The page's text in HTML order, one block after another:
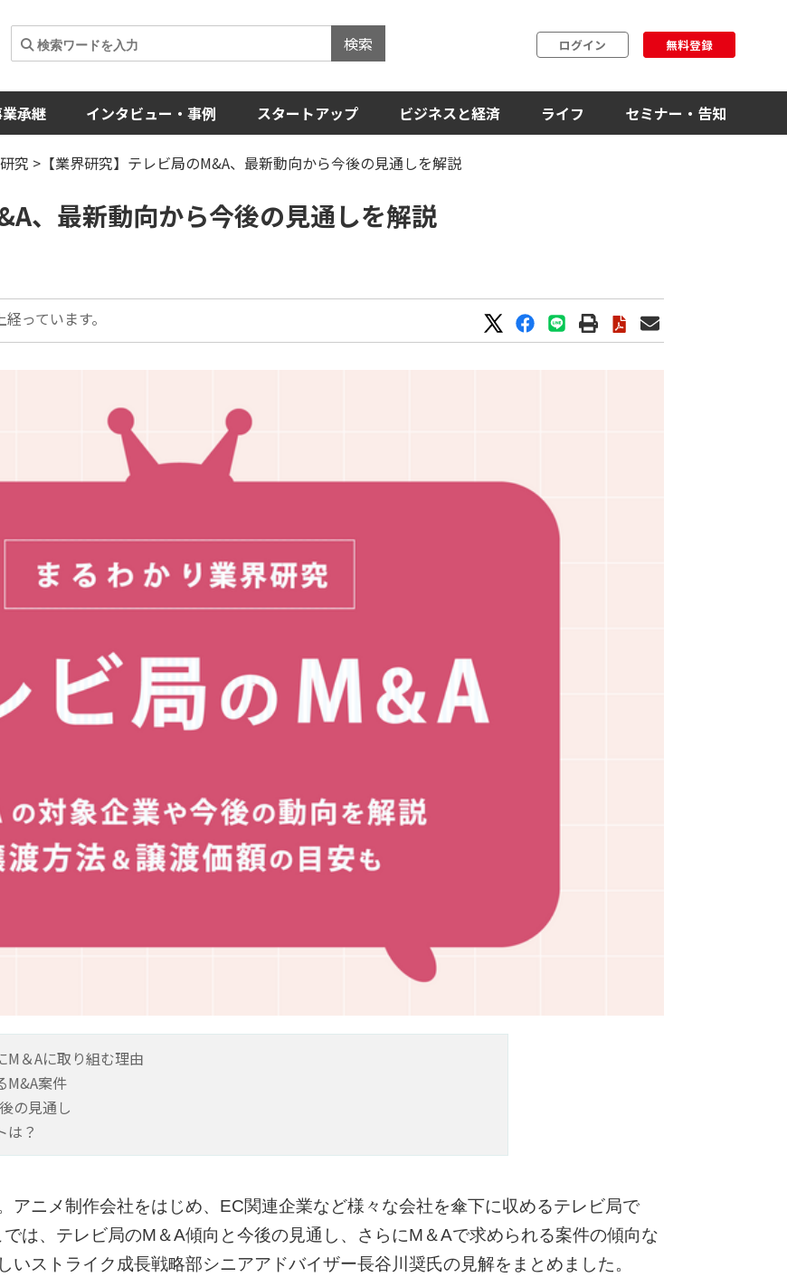
検索 ログイン 無料登録
承継 インタビュー・事例 スタートアップ ビジネスと経済 ライフ セミナー・告知
究 >【業界研究】テレビ局のM&A、最新動向から今後の見通しを解説
、最新動向から今後の見通しを解説
っています。
M＆Aに取り組む理由
M&A案件
の見通し
は？
アニメ制作会社をはじめ、EC関連企業など様々な会社を傘下に収めるテレビ局で
は、テレビ局のM＆A傾向と今後の見通し、さらにM＆Aで求められる案件の傾向な
いストライク成長戦略部シニアアドバイザー長谷川奨氏の見解をまとめました。